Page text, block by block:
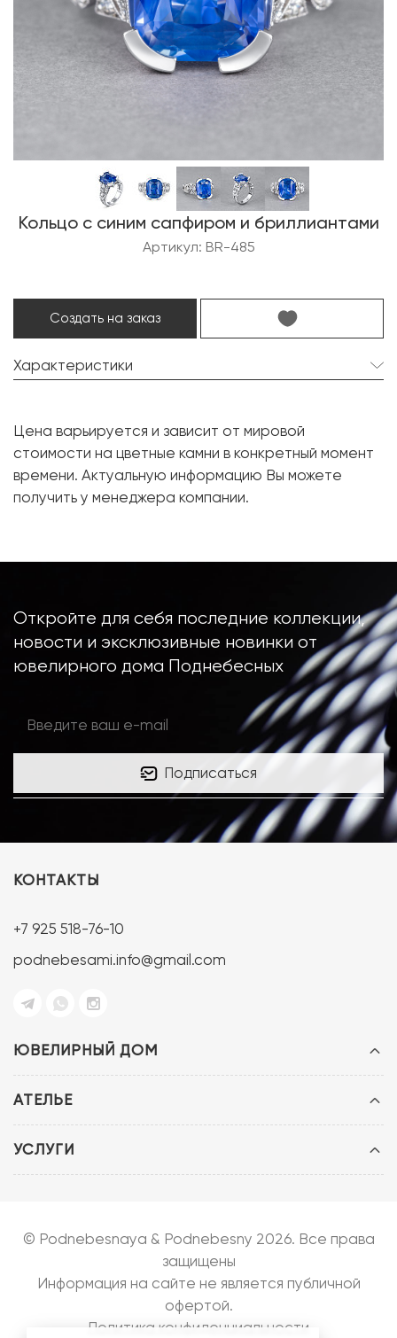
Кольцо с синим сапфиром и бриллиантами
Артикул: BR-485
Создать на заказ
Характеристики
Форма огранки:
Бриллиант:
54 шт. 1.02 карат.
Форма огранки:
Вес грамм:
10.37
Цена варьируется и зависит от мировой
стоимости на цветные камни в конкретный момент
времени. Актуальную информацию Вы можете
получить у менеджера компании.
Откройте для себя последние коллекции,
новости и эксклюзивные новинки от
ювелирного дома Поднебесных
Подписаться
ЮВЕЛИРНЫЙ ДОМ
АТЕЛЬЕ
УСЛУГИ
КОНТАКТЫ
+7 925 518-76-10
podnebesami.info@gmail.com
© Podnebesnaya & Podnebesny 2026. Все права
защищены
Информация на сайте не является публичной
офертой.
Политика конфиденциальности